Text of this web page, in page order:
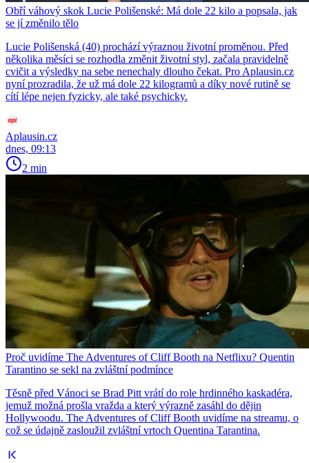
Obří váhový skok Lucie Polišenské: Má dole 22 kilo a popsala, jak
se jí změnilo tělo
Lucie Polišenská (40) prochází výraznou životní proměnou. Před
několika měsíci se rozhodla změnit životní styl, začala pravidelně
cvičit a výsledky na sebe nenechaly dlouho čekat. Pro Aplausin.cz
nyní prozradila, že už má dole 22 kilogramů a díky nové rutině se
cítí lépe nejen fyzicky, ale také psychicky.
Aplausin.cz
dnes, 09:13
2 min
Proč uvidíme The Adventures of Cliff Booth na Netflixu? Quentin
Tarantino se sekl na zvláštní podmínce
Těsně před Vánoci se Brad Pitt vrátí do role hrdinného kaskadéra,
jemuž možná prošla vražda a který výrazně zasáhl do dějin
Hollywoodu. The Adventures of Cliff Booth uvidíme na streamu, o
což se údajně zasloužil zvláštní vrtoch Quentina Tarantina.